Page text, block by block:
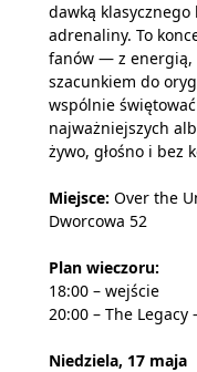
dawką
adrenaliny. To
fanów — z energią,
szacunkiem do
wspólnie
najważniejszych
żywo, głośno i bez
Miejsce: Over the
Dworcowa 52
Plan wieczoru:
18:00 – wejście
20:00 – The
Niedziela, 17 maja